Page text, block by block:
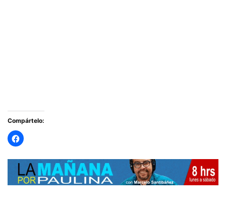
Compártelo: